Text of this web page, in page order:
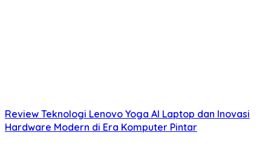
Review Teknologi Lenovo Yoga AI Laptop dan Inovasi
Hardware Modern di Era Komputer Pintar